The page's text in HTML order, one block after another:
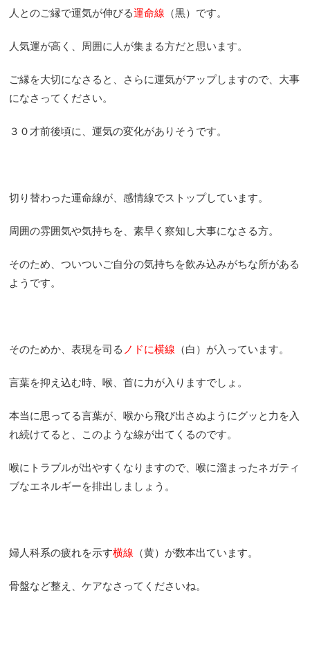
人とのご縁で運気が伸びる運命線 （黒）です。
人気運が高く、周囲に人が集まる方だと思います。
ご縁を大切になさると、さらに運気がアップしますので、大事
になさってください。
３０才前後頃に、運気の変化がありそうです。
切り替わった運命線が、感情線でストップしています。
周囲の雰囲気や気持ちを、素早く察知し大事になさる方。
そのため、ついついご自分の気持ちを飲み込みがちな所がある
ようです。
そのためか、表現を司る ノドに横線 （白）が入っています。
言葉を抑え込む時、喉、首に力が入りますでしょ。
本当に思ってる言葉が、喉から飛び出さぬようにグッと力を入
れ続けてると、このような線が出てくるのです。
喉にトラブルが出やすくなりますので、喉に溜まったネガティ
ブなエネルギーを排出しましょう。
婦人科系の疲れを示す横線 （黄）が数本出ています。
骨盤など整え、ケアなさってくださいね。